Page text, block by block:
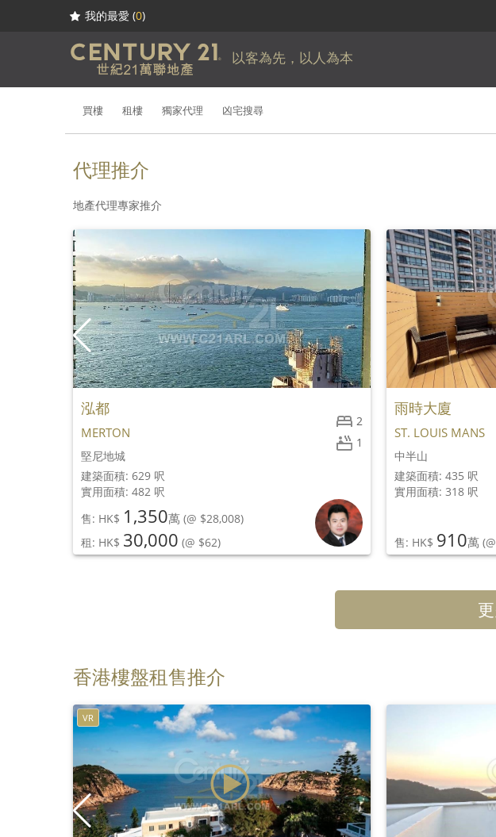
我的最愛 (0)
以客為先，以人為本
買樓 租樓 獨家代理 凶宅搜尋
代理推介
地產代理專家推介
2
1
泓都
MERTON
堅尼地城
建築面積: 629 呎
實用面積: 482 呎
售: HK$ 1,350萬 (@ $28,008)
租: HK$ 30,000 (@ $62)
雨時大廈
ST. LOUIS MANS
中半山
建築面積: 435 呎
實用面積: 318 呎
售: HK$ 910萬
香港樓盤租售推介
VR